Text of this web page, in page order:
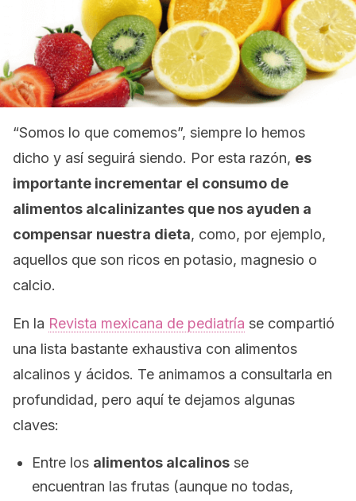
“Somos lo que comemos”, siempre lo hemos
dicho y así seguirá siendo. Por esta razón, es
importante incrementar el consumo de
alimentos alcalinizantes que nos ayuden a
compensar nuestra dieta, como, por ejemplo,
aquellos que son ricos en potasio, magnesio o
calcio.
En la Revista mexicana de pediatría se compartió
una lista bastante exhaustiva con alimentos
alcalinos y ácidos. Te animamos a consultarla en
profundidad, pero aquí te dejamos algunas
claves:
Entre los alimentos alcalinos se
encuentran las frutas (aunque no todas,